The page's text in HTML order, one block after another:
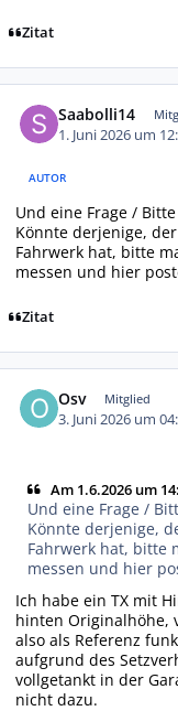
Zitat
Saabolli14
1. Juni 2026 um
AUTOR
Und eine Frage /
Könnte derjenige,
Fahrwerk hat, bitte
messen und hier
Zitat
Osv Mitglied
3. Juni 2026 um
Am 1.6.2026 um
Und eine Frage /
Könnte derjenige,
Fahrwerk hat, bitte
messen und hier
Ich habe ein TX mit
hinten Originalhöhe,
also als Referenz
aufgrund des
vollgetankt in der
nicht dazu.